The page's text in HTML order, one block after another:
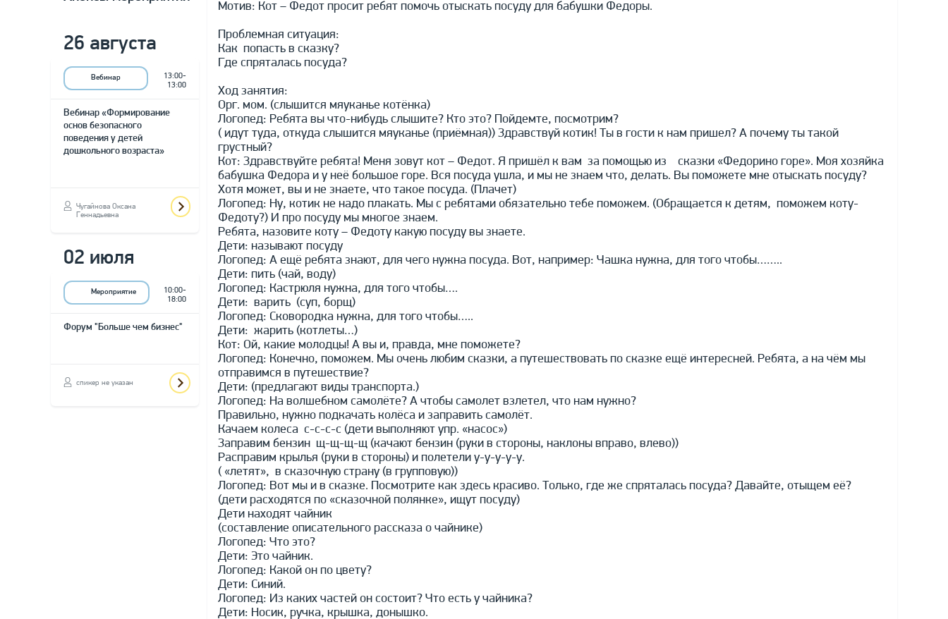
26 августа
Вебинар
13:00-
13:00
Вебинар «Формирование
основ безопасного
поведения у детей
дошкольного возраста»
Чугайнова Оксана
Геннадьевна
02 июля
Мероприятие
10:00-
18:00
Форум "Больше чем бизнес"
спикер не указан
Мотив: Кот – Федот просит ребят помочь отыскать посуду для бабушки Федоры.
Проблемная ситуация:
Как попасть в сказку?
Где спряталась посуда?
Ход занятия:
Орг. мом. (слышится мяуканье котёнка)
Логопед: Ребята вы что-нибудь слышите? Кто это? Пойдемте, посмотрим?
( идут туда, откуда слышится мяуканье (приёмная)) Здравствуй котик! Ты в гости к нам пришел? А почему ты такой
грустный?
Кот: Здравствуйте ребята! Меня зовут кот – Федот. Я пришёл к вам за помощью из сказки «Федорино горе». Моя хозяйка
бабушка Федора и у неё большое горе. Вся посуда ушла, и мы не знаем что, делать. Вы поможете мне отыскать посуду?
Хотя может, вы и не знаете, что такое посуда. (Плачет)
Логопед: Ну, котик не надо плакать. Мы с ребятами обязательно тебе поможем. (Обращается к детям, поможем коту-
Федоту?) И про посуду мы многое знаем.
Ребята, назовите коту – Федоту какую посуду вы знаете.
Дети: называют посуду
Логопед: А ещё ребята знают, для чего нужна посуда. Вот, например: Чашка нужна, для того чтобы……..
Дети: пить (чай, воду)
Логопед: Кастрюля нужна, для того чтобы….
Дети: варить (суп, борщ)
Логопед: Сковородка нужна, для того чтобы…..
Дети: жарить (котлеты…)
Кот: Ой, какие молодцы! А вы и, правда, мне поможете?
Логопед: Конечно, поможем. Мы очень любим сказки, а путешествовать по сказке ещё интересней. Ребята, а на чём мы
отправимся в путешествие?
Дети: (предлагают виды транспорта.)
Логопед: На волшебном самолёте? А чтобы самолет взлетел, что нам нужно?
Правильно, нужно подкачать колёса и заправить самолёт.
Качаем колеса с-с-с-с (дети выполняют упр. «насос»)
Заправим бензин щ-щ-щ-щ (качают бензин (руки в стороны, наклоны вправо, влево))
Расправим крылья (руки в стороны) и полетели у-у-у-у-у.
( «летят», в сказочную страну (в групповую))
Логопед: Вот мы и в сказке. Посмотрите как здесь красиво. Только, где же спряталась посуда? Давайте, отыщем её?
(дети расходятся по «сказочной полянке», ищут посуду)
Дети находят чайник
(составление описательного рассказа о чайнике)
Логопед: Что это?
Дети: Это чайник.
Логопед: Какой он по цвету?
Дети: Синий.
Логопед: Из каких частей он состоит? Что есть у чайника?
Дети: Носик, ручка, крышка, донышко.